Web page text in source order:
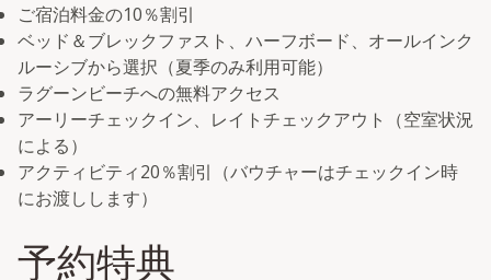
ご宿泊料金の10％割引
ベッド＆ブレックファスト、ハーフボード、オールインク
ルーシブから選択（夏季のみ利用可能）
ラグーンビーチへの無料アクセス
アーリーチェックイン、レイトチェックアウト（空室状況
による）
アクティビティ20％割引（バウチャーはチェックイン時
にお渡しします）
予約特典